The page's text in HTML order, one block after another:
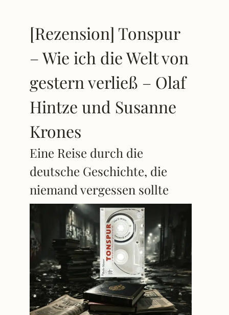
[Rezension] Tonspur
– Wie ich die Welt von
gestern verließ – Olaf
Hintze und Susanne
Krones
Eine Reise durch die
deutsche Geschichte, die
niemand vergessen sollte